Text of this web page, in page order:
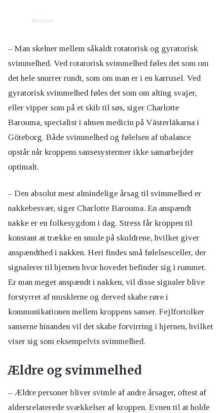
Reklame:
– Man skelner mellem såkaldt rotatorisk og gyratorisk
svimmelhed. Ved rotatorisk svimmelhed føles det som om
det hele snurrer rundt, som om man er i en karrusel. Ved
gyratorisk svimmelhed føles det som om alting svajer,
eller vipper som på et skib til søs, siger Charlotte
Barouma, specialist i almen medicin på Västerläkarna i
Göteborg. Både svimmelhed og følelsen af ubalance
opstår når kroppens sansesystermer ikke samarbejder
optimalt.
– Den absolut mest almindelige årsag til svimmelhed er
nakkebesvær, siger Charlotte Barouma. En anspændt
nakke er en folkesygdom i dag. Stress får kroppen til
konstant at trække en smule på skuldrene, hvilket giver
anspændthed i nakken. Heri findes små følelsesceller, der
signalerer til hjernen hvor hovedet befinder sig i rummet.
Er man meget anspændt i nakken, vil disse signaler blive
forstyrret af musklerne og derved skabe røre i
kommunikationen mellem kroppens sanser. Fejlfortolker
sanserne hinanden vil det skabe forvirring i hjernen, hvilket
viser sig som eksempelvis svimmelhed.
Ældre og svimmelhed
– Ældre personer bliver svimle af andre årsager, oftest af
aldersrelaterede svækkelser af kroppen. Evnen til at holde